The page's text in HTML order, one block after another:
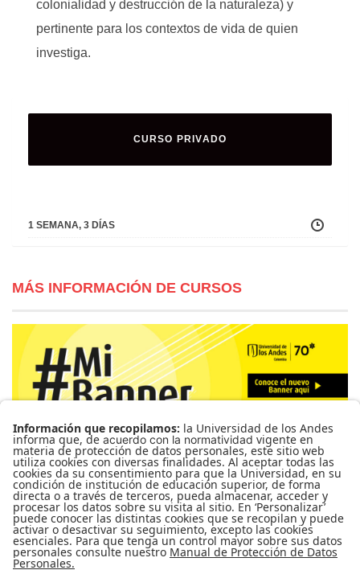
colonialidad y destrucción de la naturaleza) y
pertinente para los contextos de vida de quien
investiga.
CURSO PRIVADO
1 SEMANA, 3 DÍAS
MÁS INFORMACIÓN DE CURSOS
Para más información de cursos, horarios y cupos visite el
Sistema de Información Banner
Ir a Mi Banner